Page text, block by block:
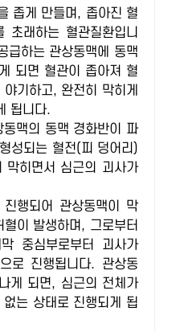
좁게 만들며, 좁아진 혈
초래하는 혈관질환입니
급하는 관상동맥에 동맥
되면 혈관이 좁아져 혈
기하고, 완전히 막히게
됩니다.
맥의 동맥 경화반이 파
성되는 혈전(피 덩어리)
막히면서 심근의 괴사가
행되어 관상동맥이 막
이 발생하며, 그로부터
중심부로부터 괴사가
로 진행됩니다. 관상동
게 되면, 심근의 전체가
는 상태로 진행되게 됩